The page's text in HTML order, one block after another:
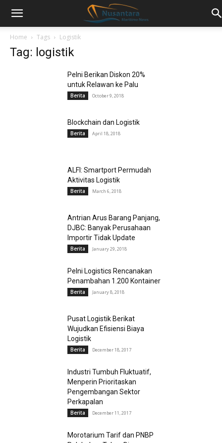
Home Tags Logistik
Tag: logistik
Pelni Berikan Diskon 20%
untuk Relawan ke Palu
Berita October 9, 2018
Blockchain dan Logistik
Berita April 18, 2018
ALFI: Smartport Permudah
Aktivitas Logistik
Berita March 6, 2018
Antrian Arus Barang Panjang,
DJBC: Banyak Perusahaan
Importir Tidak Update
Berita January 29, 2018
Pelni Logistics Rencanakan
Penambahan 1.200 Kontainer
Berita January 8, 2018
Pusat Logistik Berikat
Wujudkan Efisiensi Biaya
Logistik
Berita December 18, 2017
Industri Tumbuh Fluktuatif,
Menperin Prioritaskan
Pengembangan Sektor
Perkapalan
Berita December 11, 2017
Morotarium Tarif dan PNBP